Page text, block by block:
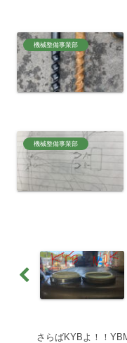
機械整備事業部
機械整備事業部
さらばKYBよ！！